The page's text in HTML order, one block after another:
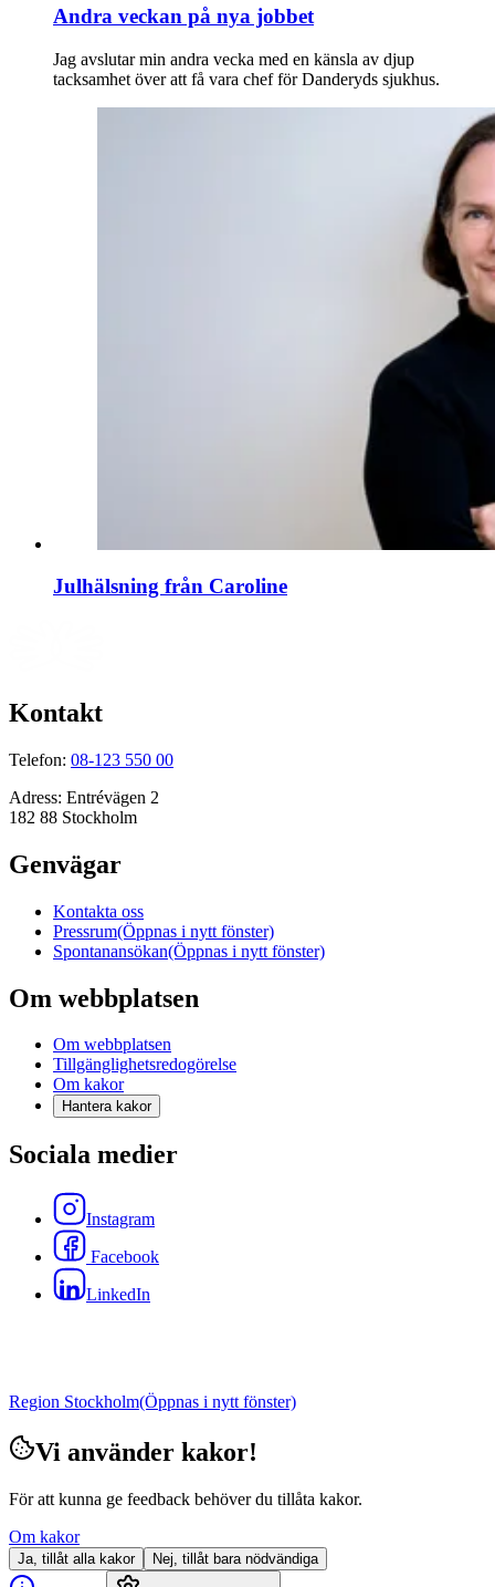
Andra veckan på nya jobbet
Jag avslutar min andra vecka med en känsla av djup
tacksamhet över att få vara chef för Danderyds sjukhus.
Julhälsning från Caroline
Kontakt
Telefon: 08-123 550 00
Adress: Entrévägen 2
182 88 Stockholm
Genvägar
Kontakta oss
Pressrum(Öppnas i nytt fönster)
Spontanansökan(Öppnas i nytt fönster)
Om webbplatsen
Om webbplatsen
Tillgänglighetsredogörelse
Om kakor
Hantera kakor
Sociala medier
Instagram
Facebook
LinkedIn
Region Stockholm(Öppnas i nytt fönster)
Vi använder kakor!
För att kunna ge feedback behöver du tillåta kakor.
Om kakor
Ja, tillåt alla kakor Nej, tillåt bara nödvändiga